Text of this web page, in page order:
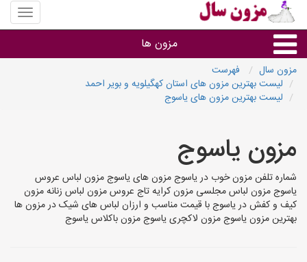
منوی
سایت
سال
مزون ها
گروه ها
مزون سال
فهرست
لیست بهترین مزون های استان کهگیلویه و بویر احمد
لیست بهترین مزون های یاسوج
مزون یاسوج
شماره تلفن مزون خوب در یاسوج مزون های یاسوج مزون لباس عروس
یاسوج مزون لباس مجلسی مزون کرایه تاج عروس مزون لباس زنانه مزون
کیف و کفش در یاسوج با قیمت مناسب و ارزان لباس های شیک در مزون ها
بهترین مزون یاسوج مزون لاکچری یاسوج مزون باکلاس یاسوج